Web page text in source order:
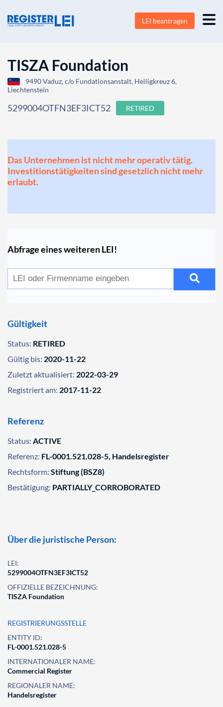
LEI beantragen
TISZA Foundation
9490 Vaduz, c/o Fundationsanstalt, Heiligkreuz 6,
Liechtenstein
5299004OTFN3EF3ICT52 RETIRED
Das Unternehmen ist nicht mehr operativ tätig.
Investitionstätigkeiten sind gesetzlich nicht mehr
erlaubt.
Abfrage eines weiteren LEI!
Gültigkeit
Status: RETIRED
Gültig bis: 2020-11-22
Zuletzt aktualisiert: 2022-03-29
Registriert am: 2017-11-22
Referenz
Status: ACTIVE
Referenz: FL-0001.521.028-5, Handelsregister
Rechtsform: Stiftung (BSZ8)
Bestätigung: PARTIALLY_CORROBORATED
Über die juristische Person:
LEI:
5299004OTFN3EF3ICT52
OFFIZIELLE BEZEICHNUNG:
TISZA Foundation
REGISTRIERUNGSSTELLE
ENTITY ID:
FL-0001.521.028-5
INTERNATIONALER NAME:
Commercial Register
REGIONALER NAME:
Handelsregister